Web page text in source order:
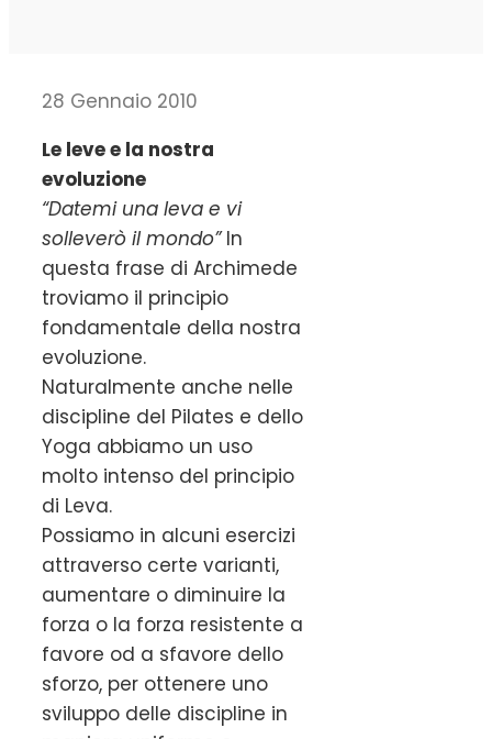
28 Gennaio 2010
Le leve e la nostra
evoluzione
“Datemi una leva e vi
solleverò il mondo”In
questa frase di Archimede
troviamo il principio
fondamentale della nostra
evoluzione.
Naturalmente anche nelle
discipline del Pilates e dello
Yoga abbiamo un uso
molto intenso del principio
di Leva.
Possiamo in alcuni esercizi
attraverso certe varianti,
aumentare o diminuire la
forza o la forza resistente a
favore od a sfavore dello
sforzo, per ottenere uno
sviluppo delle discipline in